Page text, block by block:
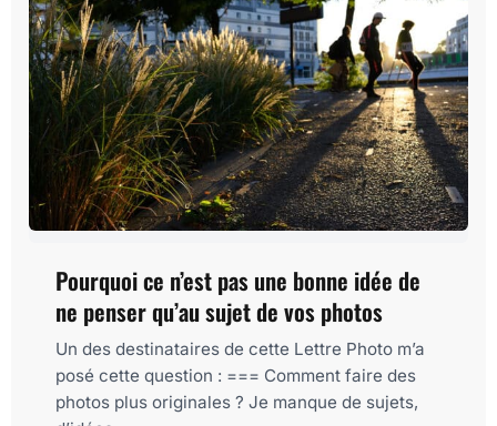
Pourquoi ce n’est pas une bonne idée de
ne penser qu’au sujet de vos photos
Un des destinataires de cette Lettre Photo m’a
posé cette question : === Comment faire des
photos plus originales ? Je manque de sujets,